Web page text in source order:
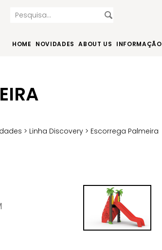
HOME NOVIDADES ABOUT US INFORMAÇÃO
> Linha Discovery > Escorrega Palmeira